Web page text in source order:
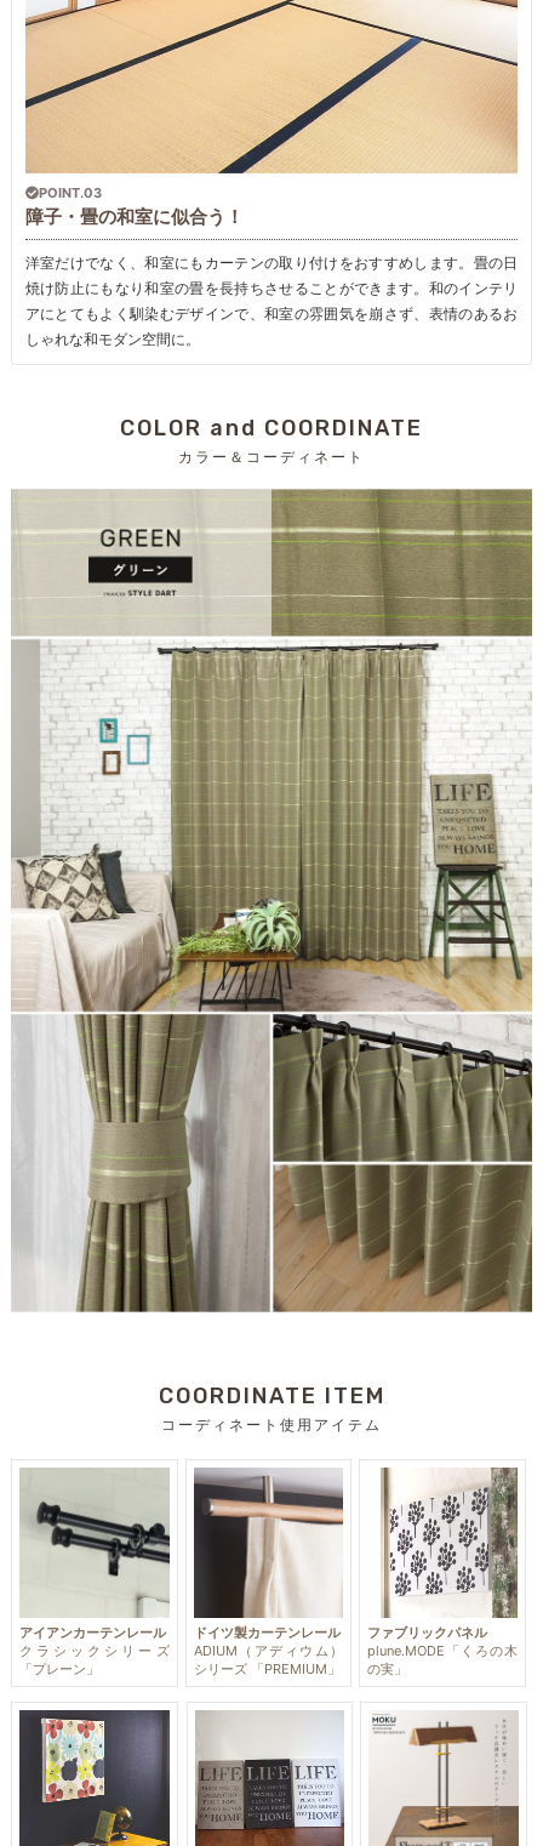
POINT.03
障子・畳の和室に似合う！
洋室だけでなく、和室にもカーテンの取り付けをおすすめします。畳の日
焼け防止にもなり和室の畳を長持ちさせることができます。和のインテリ
アにとてもよく馴染むデザインで、和室の雰囲気を崩さず、表情のあるお
しゃれな和モダン空間に。
COLOR and COORDINATE
カラー＆コーディネート
COORDINATE ITEM
コーディネート使用アイテム
アイアンカーテンレール
クラシックシリーズ
「プレーン」
ドイツ製カーテンレール
ADIUM（アディウム）
シリーズ 「PREMIUM」
ファブリックパネル
plune.MODE「くろの木
の実」